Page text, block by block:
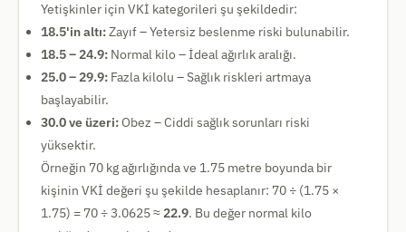
Yetişkinler için VKİ kategorileri şu şekildedir:
18.5'in altı:Zayıf – Yetersiz beslenme riski bulunabilir.
18.5 – 24.9: Normal kilo – İdeal ağırlık aralığı.
25.0 – 29.9: Fazla kilolu – Sağlık riskleri artmaya
başlayabilir.
30.0 ve üzeri:Obez – Ciddi sağlık sorunları riski
yüksektir.
Örneğin 70 kg ağırlığında ve 1.75 metre boyunda bir
kişinin VKİ değeri şu şekilde hesaplanır: 70 ÷ (1.75 ×
1.75) = 70 ÷ 3.0625 ≈ 22.9. Bu değer normal kilo